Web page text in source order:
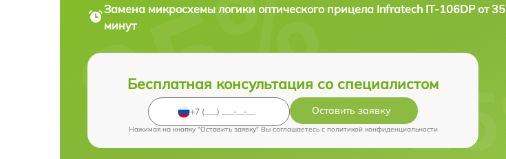
Замена микросхемы логики оптического прицела Infratech IT-106DP от 35
минут
Бесплатная консультация со специалистом
Оставить заявку
Нажимая на кнопку "Оставить заявку" Вы соглашаетесь c политикой конфиденциальности